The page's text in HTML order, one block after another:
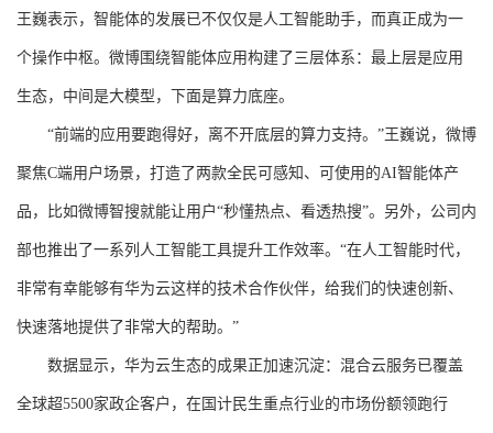
王巍表示，智能体的发展已不仅仅是人工智能助手，而真正成为一
个操作中枢。微博围绕智能体应用构建了三层体系：最上层是应用
生态，中间是大模型，下面是算力底座。
“前端的应用要跑得好，离不开底层的算力支持。”王巍说，微博
聚焦C端用户场景，打造了两款全民可感知、可使用的AI智能体产
品，比如微博智搜就能让用户“秒懂热点、看透热搜”。另外，公司内
部也推出了一系列人工智能工具提升工作效率。“在人工智能时代，
非常有幸能够有华为云这样的技术合作伙伴，给我们的快速创新、
快速落地提供了非常大的帮助。”
数据显示，华为云生态的成果正加速沉淀：混合云服务已覆盖
全球超5500家政企客户，在国计民生重点行业的市场份额领跑行